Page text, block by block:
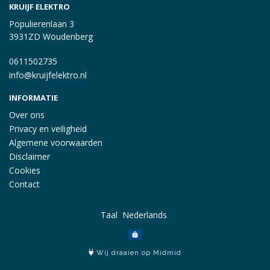
KRUIJF ELEKTRO
Populierenlaan 3
3931ZD Woudenberg
0611502735
info@kruijfelektro.nl
INFORMATIE
Over ons
Privacy en veiligheid
Algemene voorwaarden
Disclaimer
Cookies
Contact
Taal
Wij draaien op Midmid